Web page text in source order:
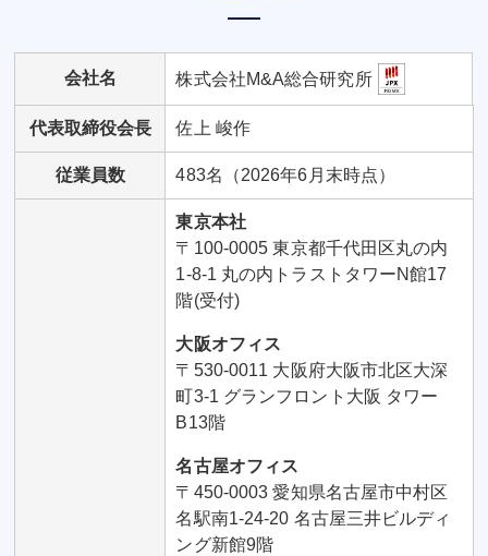
会社名 株式会社M&A総合研究所
代表取締役会長 佐上 峻作
従業員数 483名（2026年6月末時点）
東京本社
〒100-0005 東京都千代田区丸の内
1-8-1 丸の内トラストタワーN館17
階(受付)
大阪オフィス
〒530-0011 大阪府大阪市北区大深
町3-1 グランフロント大阪 タワー
B13階
名古屋オフィス
〒450-0003 愛知県名古屋市中村区
名駅南1-24-20 名古屋三井ビルディ
ング新館9階